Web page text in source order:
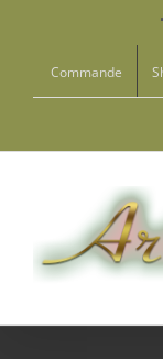
contentCommande